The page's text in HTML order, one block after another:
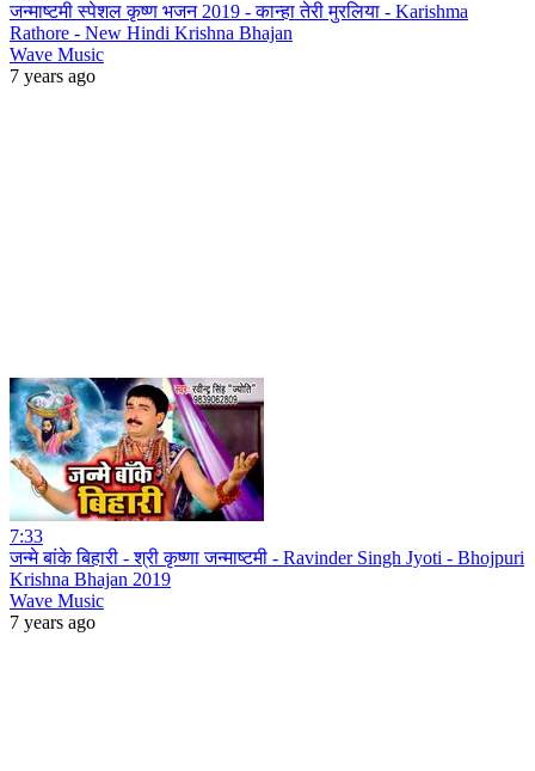
जन्माष्टमी स्पेशल कृष्ण भजन 2019 - कान्हा तेरी मुरलिया - Karishma
Rathore - New Hindi Krishna Bhajan
Wave Music
7 years ago
7:33
जन्मे बांके बिहारी - श्री कृष्णा जन्माष्टमी - Ravinder Singh Jyoti - Bhojpuri
Krishna Bhajan 2019
Wave Music
7 years ago